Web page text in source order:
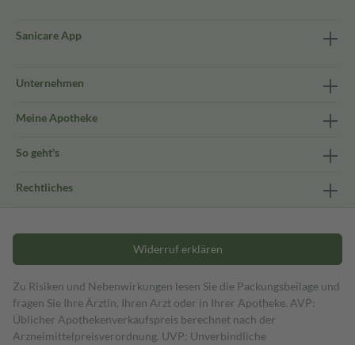
Sanicare App
Unternehmen
Meine Apotheke
So geht's
Rechtliches
Widerruf erklären
Zu Risiken und Nebenwirkungen lesen Sie die Packungsbeilage und
fragen Sie Ihre Ärztin, Ihren Arzt oder in Ihrer Apotheke. AVP:
Üblicher Apothekenverkaufspreis berechnet nach der
Arzneimittelpreisverordnung. UVP: Unverbindliche